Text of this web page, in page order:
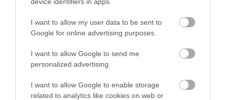
I want to allow my user data to be sent to
Google for online advertising purposes.
I want to allow Google to send me
personalized advertising.
I want to allow Google to enable storage
related to analytics like cookies on web or